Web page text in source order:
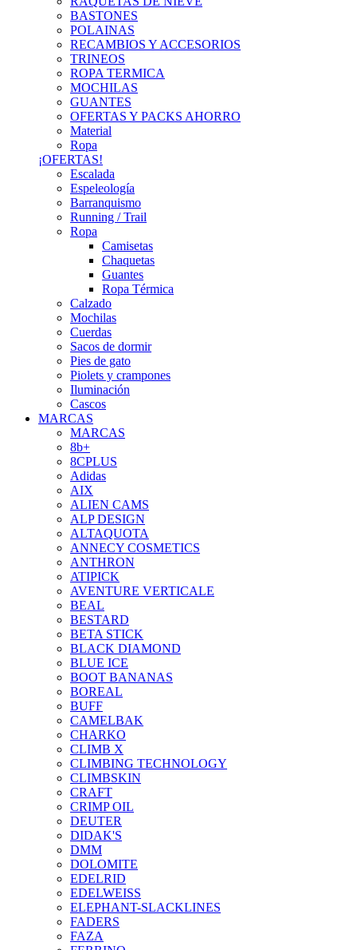
BASTONES
POLAINAS
RECAMBIOS Y ACCESORIOS
TRINEOS
ROPA TERMICA
MOCHILAS
GUANTES
OFERTAS Y PACKS AHORRO
Material
Ropa
¡OFERTAS!
Escalada
Espeleología
Barranquismo
Running / Trail
Ropa
Camisetas
Chaquetas
Guantes
Ropa Térmica
Calzado
Mochilas
Cuerdas
Sacos de dormir
Pies de gato
Piolets y crampones
Iluminación
Cascos
MARCAS
MARCAS
8b+
8CPLUS
Adidas
AIX
ALIEN CAMS
ALP DESIGN
ALTAQUOTA
ANNECY COSMETICS
ANTHRON
ATIPICK
AVENTURE VERTICALE
BEAL
BESTARD
BETA STICK
BLACK DIAMOND
BLUE ICE
BOOT BANANAS
BOREAL
BUFF
CAMELBAK
CHARKO
CLIMB X
CLIMBING TECHNOLOGY
CLIMBSKIN
CRAFT
CRIMP OIL
DEUTER
DIDAK'S
DMM
DOLOMITE
EDELRID
EDELWEISS
ELEPHANT-SLACKLINES
FADERS
FAZA